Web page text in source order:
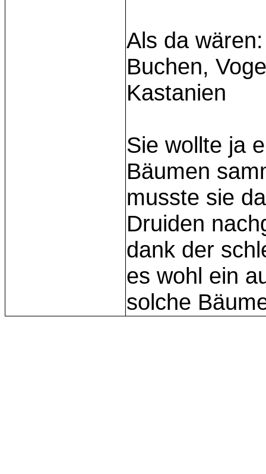
Als da wären:
Buchen,
Kastanien
Sie wollte ja
Bäumen
musste sie
Druiden
dank der
es wohl ein
solche